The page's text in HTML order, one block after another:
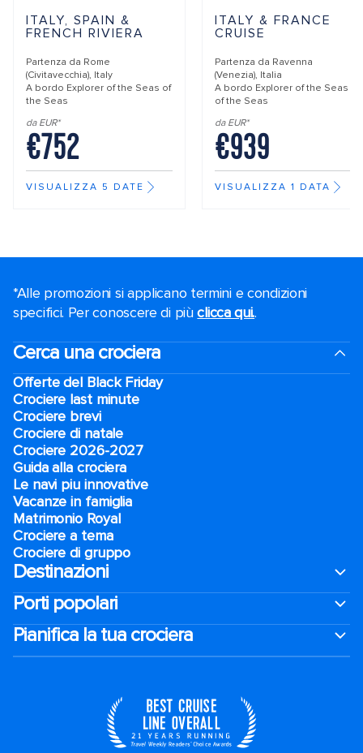
ITALY, SPAIN &
FRENCH RIVIERA
Partenza da Rome
(Civitavecchia), Italy
A bordo Explorer of the Seas of
the Seas
da EUR*
€752
VISUALIZZA 5 DATE
ITALY & FRANCE
CRUISE
Partenza da Ravenna
(Venezia), Italia
A bordo Explorer of the Seas
of the Seas
da EUR*
€939
VISUALIZZA 1 DATA
*Alle promozioni si applicano termini e condizioni
specifici. Per conoscere di piùclicca qui..
Cerca una crociera
Offerte del Black Friday
Crociere last minute
Crociere brevi​
Crociere di natale​
Crociere 2026-2027
Guida alla crociera
Le navi piu innovative
Vacanze in famiglia
Matrimonio Royal
Crociere a tema
Crociere di gruppo
Destinazioni
Porti popolari
Pianifica la tua crociera